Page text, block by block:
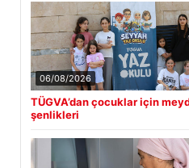
06/08/2026
TÜGVA’dan çocuklar için
şenlikleri